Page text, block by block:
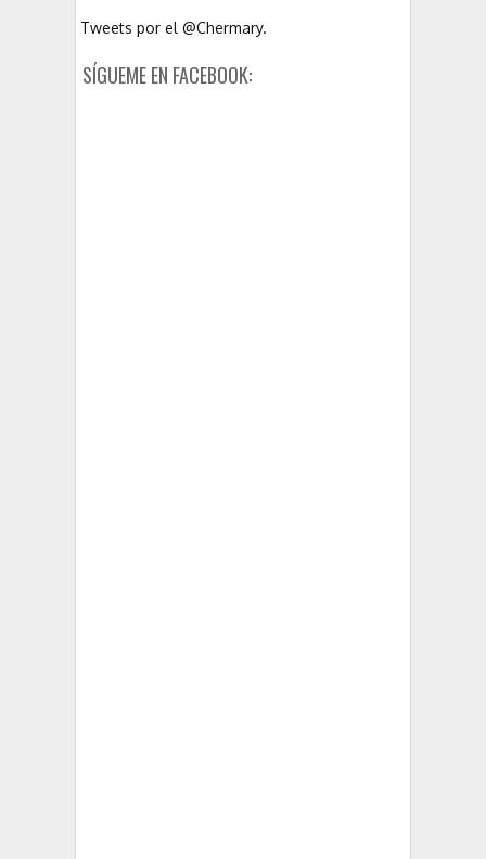
Tweets por el @Chermary.
SÍGUEME EN FACEBOOK: